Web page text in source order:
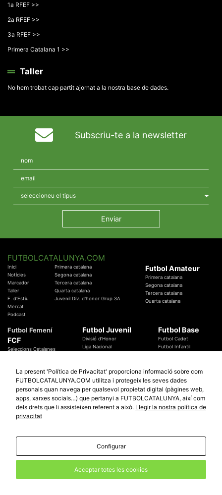
1a RFEF >>
2a RFEF >>
3a RFEF >>
Primera Catalana 1 >>
Taller
No hem trobat cap partit ajornat a la nostra base de dades.
Subscriu-te a la newsletter
FUTBOLCATALUNYA.COM
Inici
Notícies
Marcador
Taller
F. d'Estiu
Mercat
Podcast
Primera catalana
Segona catalana
Tercera catalana
Quarta catalana
Juvenil Div. d'honor Grup 3A
Futbol Amateur
Primera catalana
Segona catalana
Tercera catalana
Quarta catalana
Futbol Femení
FCF
Seleccions Catalanes
Temes Federatius
Futbol Juvenil
Divisió d'Honor
Liga Nacional
Futbol Base
Futbol Cadet
Futbol Infantil
Futbol Catalunya
Promocions
Sortejos
Participació
Especials
Copa Catalunya Absoluta 2019
Copa del Rei 2019 - 2020
© 2010 - 2026FutbolCatalunya.com
redaccio@futbolcatalunya.com
La present 'Política de Privacitat' proporciona informació sobre com
FUTBOLCATALUNYA.COM utilitza i protegeix les seves dades
personals quan navega per qualsevol propietat digital (pàgines web,
apps, xarxes socials…) que pertanyi a FUTBOLCATALUNYA, així com
dels drets que li assisteixen referent a això. Llegir la nostra política de
privacitat
Configurar
Acceptar totes les cookies